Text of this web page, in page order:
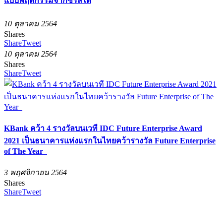
10 ตุลาคม 2564
Shares
ShareTweet
10 ตุลาคม 2564
Shares
ShareTweet
KBank คว้า 4 รางวัลบนเวที IDC Future Enterprise Award
2021 เป็นธนาคารแห่งแรกในไทยคว้ารางวัล Future Enterprise
of The Year
3 พฤศจิกายน 2564
Shares
ShareTweet